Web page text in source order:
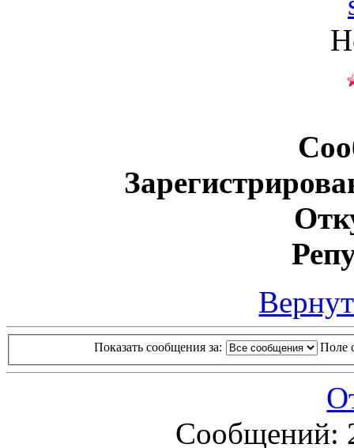
Показать сообщения за: Поле
Сообщений: